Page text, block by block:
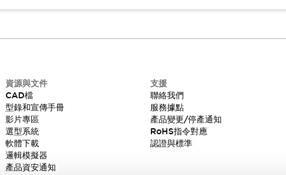
資源與文件
CAD檔
型錄和宣傳手冊
影片專區
選型系統
軟體下載
邏輯模擬器
產品資安通知
支援
聯絡我們
服務據點
產品變更/停產通知
RoHS指令對應
認證與標準